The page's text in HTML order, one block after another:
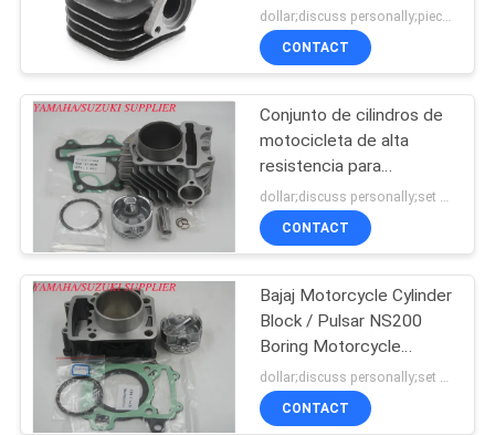
CITA
MAPA
SITIO
PRIVACY
POLICY
para accesorios del
motor Kym
dollar;discuss personally;piece MOQ:Negociación
CONTACT
Conjunto de cilindros de
motocicleta de alta
resistencia para
motocicleta 157QMJ
CONTACT
Bajaj Motorcycle Cylinder
Block / Pulsar NS200
Boring Motorcycle
Cylinder (Bloque de
cilindro de la motocicleta
Bajaj / Pulsar NS200
CONTACT